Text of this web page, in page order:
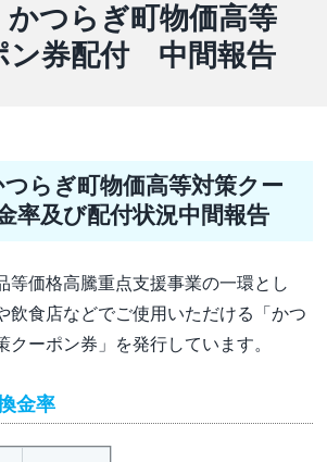
かつらぎ町物価高等
ン券配付 中間報告
つらぎ町物価高等対策クー
及び配付状況中間報告
等価格高騰重点支援事業の一環とし
飲食店などでご使用いただける「かつ
クーポン券」を発行しています。
金率